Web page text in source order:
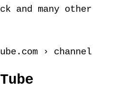
and many other
› channel